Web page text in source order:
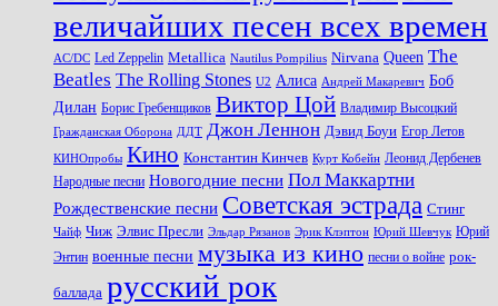
величайших песен всех времен
AC/DC Led Zeppelin Metallica Nautilus Pompilius Nirvana Queen The
Beatles The Rolling Stones U2 Алиса Андрей Макаревич Боб
Дилан Борис Гребенщиков Виктор Цой Владимир Высоцкий
Гражданская Оборона ДДТ Джон Леннон Дэвид Боуи Егор Летов
КИНОпробы Кино Константин Кинчев Курт Кобейн Леонид Дербенев
Народные песни Новогодние песни Пол Маккартни
Рождественские песни Советская эстрада Стинг
Чайф Чиж Элвис Пресли Эльдар Рязанов Эрик Клэптон Юрий Шевчук Юрий
Энтин военные песни музыка из кино песни о войне рок-
баллада русский рок